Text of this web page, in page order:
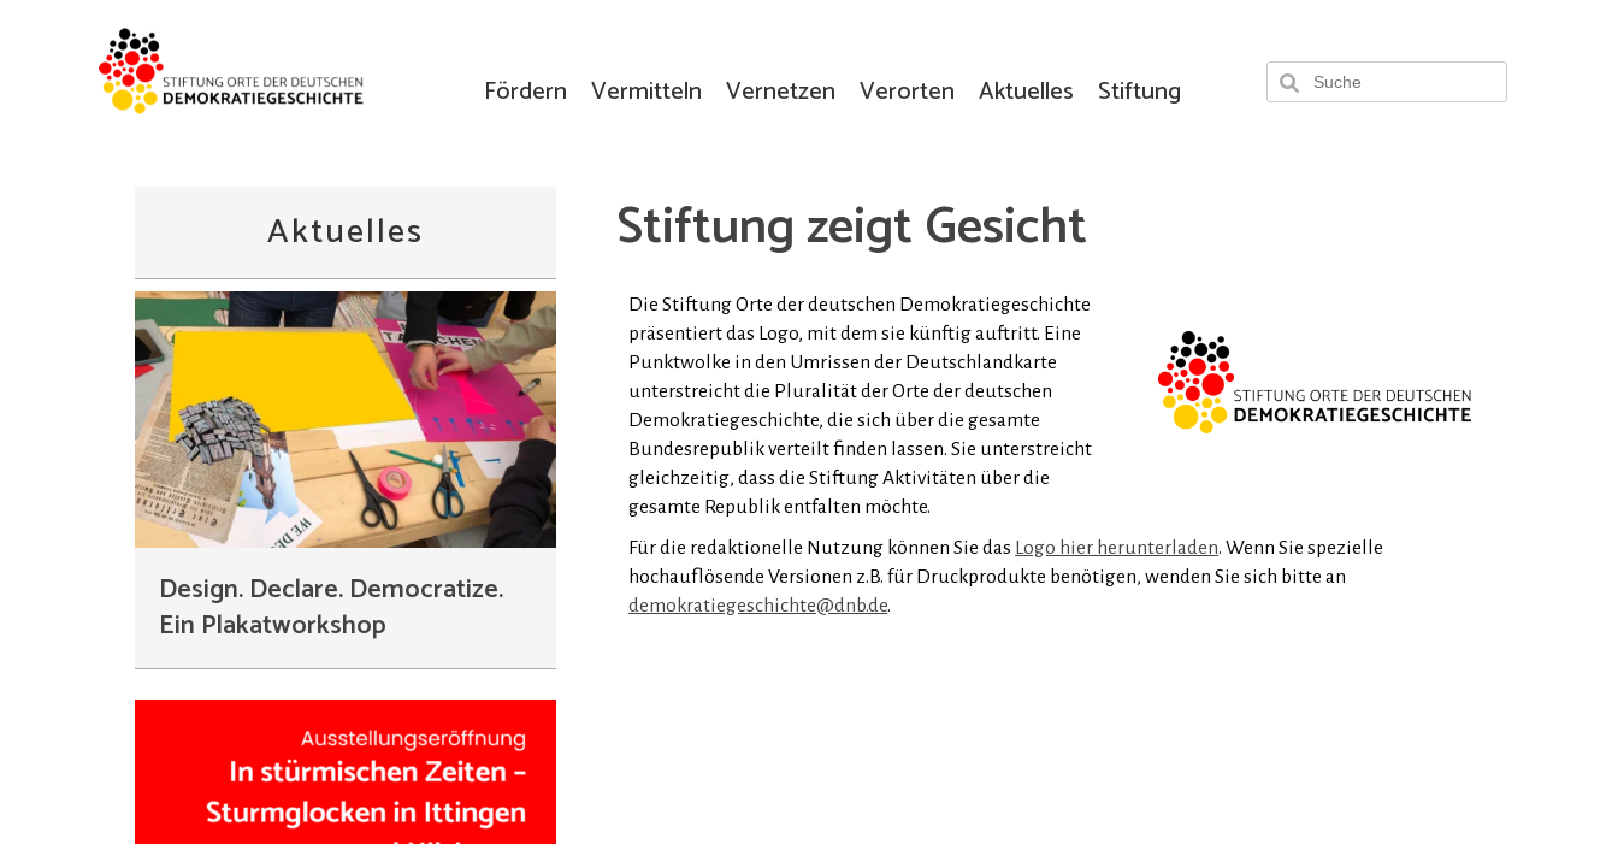
Fördern Vermitteln Vernetzen Verorten Aktuelles Stiftung
Stiftung zeigt Gesicht
Die Stiftung Orte der deutschen Demokratiegeschichte
präsentiert das Logo, mit dem sie künftig auftritt. Eine
Punktwolke in den Umrissen der Deutschlandkarte
unterstreicht die Pluralität der Orte der deutschen
Demokratiegeschichte, die sich über die gesamte
Bundesrepublik verteilt finden lassen. Sie unterstreicht
gleichzeitig, dass die Stiftung Aktivitäten über die
gesamte Republik entfalten möchte.
Für die redaktionelle Nutzung können Sie das Logo hier herunterladen. Wenn Sie spezielle
hochauflösende Versionen z.B. für Druckprodukte benötigen, wenden Sie sich bitte an
demokratiegeschichte@dnb.de.
Aktuelles
Design. Declare. Democratize.
Ein Plakatworkshop